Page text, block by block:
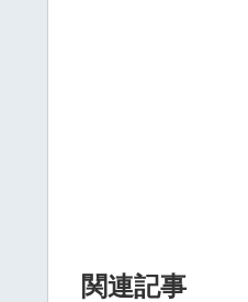
関連記事